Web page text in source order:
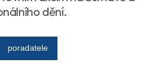
dění.
poradatele